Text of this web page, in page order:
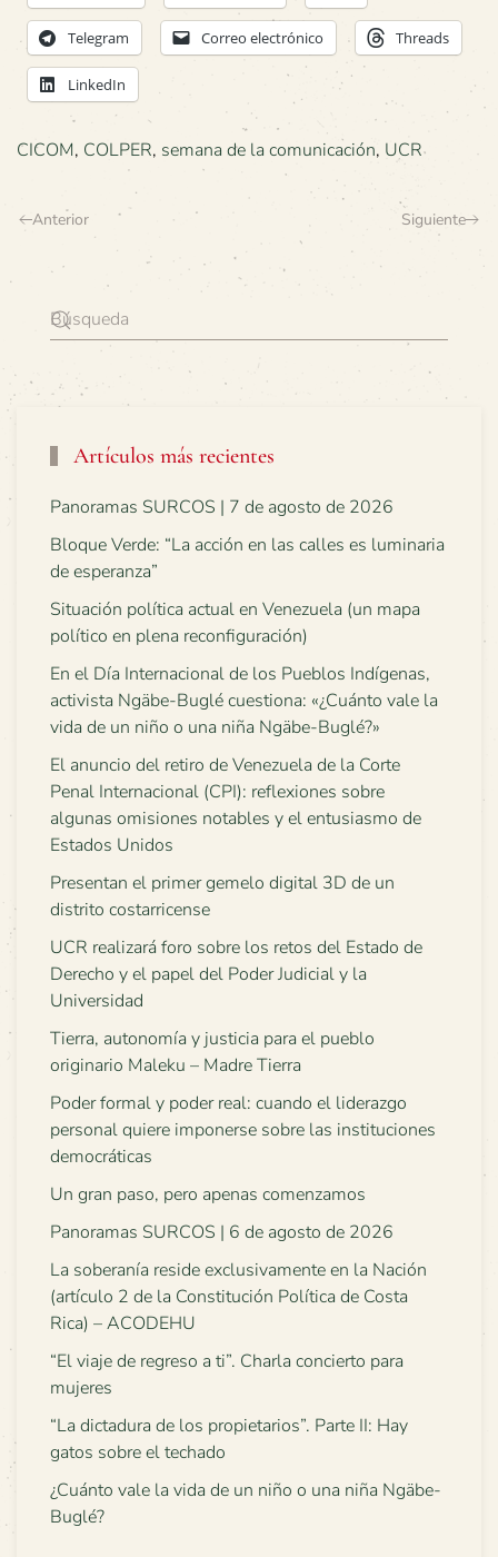
Telegram Correo electrónico Threads
LinkedIn
CICOM, COLPER, semana de la comunicación, UCR
Anterior Siguiente
Artículos más recientes
Panoramas SURCOS | 7 de agosto de 2026
Bloque Verde: “La acción en las calles es luminaria
de esperanza”
Situación política actual en Venezuela (un mapa
político en plena reconfiguración)
En el Día Internacional de los Pueblos Indígenas,
activista Ngäbe-Buglé cuestiona: «¿Cuánto vale la
vida de un niño o una niña Ngäbe-Buglé?»
El anuncio del retiro de Venezuela de la Corte
Penal Internacional (CPI): reflexiones sobre
algunas omisiones notables y el entusiasmo de
Estados Unidos
Presentan el primer gemelo digital 3D de un
distrito costarricense
UCR realizará foro sobre los retos del Estado de
Derecho y el papel del Poder Judicial y la
Universidad
Tierra, autonomía y justicia para el pueblo
originario Maleku – Madre Tierra
Poder formal y poder real: cuando el liderazgo
personal quiere imponerse sobre las instituciones
democráticas
Un gran paso, pero apenas comenzamos
Panoramas SURCOS | 6 de agosto de 2026
La soberanía reside exclusivamente en la Nación
(artículo 2 de la Constitución Política de Costa
Rica) – ACODEHU
“El viaje de regreso a ti”. Charla concierto para
mujeres
“La dictadura de los propietarios”. Parte II: Hay
gatos sobre el techado
¿Cuánto vale la vida de un niño o una niña Ngäbe-
Buglé?